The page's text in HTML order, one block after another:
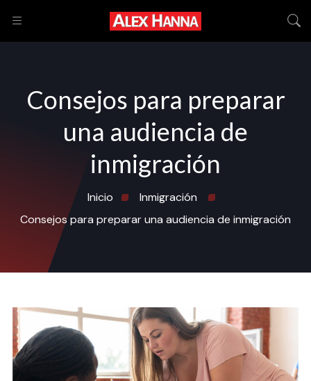
Consejos para preparar
una audiencia de
inmigración
Inicio
Inmigración
Consejos para preparar una audiencia de inmigración